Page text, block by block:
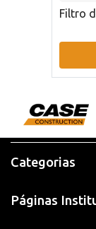
Filtro
Categorias
Páginas